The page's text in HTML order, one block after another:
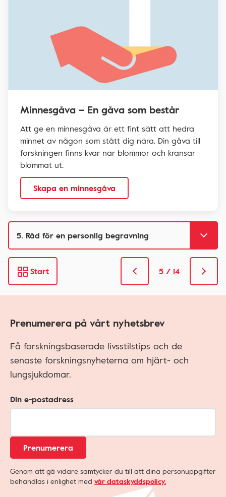
Minnesgåva – En gåva som består
Att ge en minnesgåva är ett fint sätt att hedra
minnet av någon som stått dig nära. Din gåva till
forskningen finns kvar när blommor och kransar
blommat ut.
Skapa en minnesgåva
Start 5 / 14
Prenumerera på vårt nyhetsbrev
Få forskningsbaserade livsstilstips och de
senaste forskningsnyheterna om hjärt- och
lungsjukdomar.
Din e-postadress
Prenumerera
Genom att gå vidare samtycker du till att dina personuppgifter
behandlas i enlighet med vår dataskyddspolicy.